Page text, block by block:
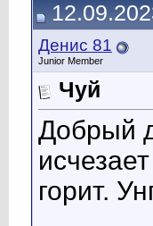
Денис 81
Junior Member
Чуй
Добрый
горит.